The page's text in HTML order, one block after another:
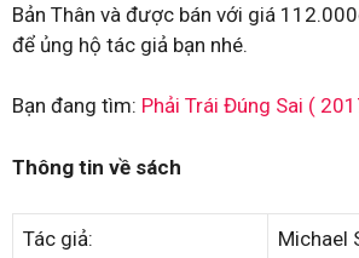
Bản Thân và được bán với giá
để ủng hộ tác giả bạn nhé.
Bạn đang tìm: Phải Trái Đúng Sai (
Thông tin về sách
Tác giả: Michael